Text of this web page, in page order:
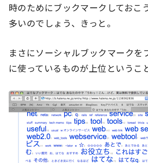
時のためにブックマークしておこ
多いのでしょう、きっと。
まさにソーシャルブックマークを
に使っているものが上位というこ